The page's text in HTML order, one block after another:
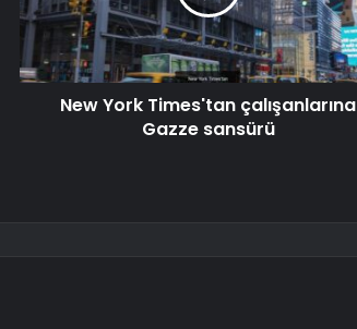
New York Times'tan çalışanlarına
Gazze sansürü